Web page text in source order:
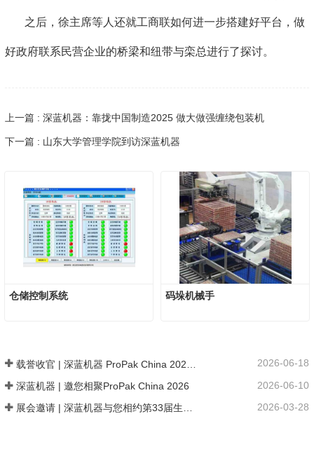
之后，徐主席等人还就工商联如何进一步搭建好平台，做
好政府联系民营企业的桥梁和纽带与栾总进行了探讨。
上一篇 : 深蓝机器：靠拢中国制造2025 做大做强缠绕包装机
下一篇 : 山东大学管理学院到访深蓝机器
仓储控制系统 码垛机械手
2026-06-18
深蓝机器 | 邀您相聚ProPak China 2026 2026-06-10
2026-03-28